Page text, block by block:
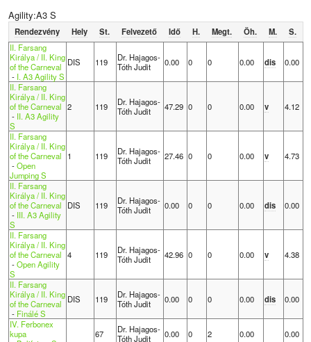
Agility:A3 S
Rendezvény Hely St. Felvezető Idő H. Megt. Öh. M.
S.
II. Farsang
Királya / II. King
of the Carneval
- I. A3 Agility S
DIS 119
Dr. Hajagos-
Tóth Judit
0.00 0 0 0.00 dis 0.00
II. Farsang
Királya / II. King
of the Carneval
- II. A3 Agility
S
2 119
Dr. Hajagos-
Tóth Judit
47.29 0 0 0.00 v 4.12
II. Farsang
Királya / II. King
of the Carneval
-Open
Jumping S
1 119
Dr. Hajagos-
Tóth Judit
27.46 0 0 0.00 v 4.73
II. Farsang
Királya / II. King
of the Carneval
- III. A3 Agility
S
DIS 119
Dr. Hajagos-
Tóth Judit
0.00 0 0 0.00 dis 0.00
II. Farsang
Királya / II. King
of the Carneval
-Open Agility
S
4 119
Dr. Hajagos-
Tóth Judit
42.96 0 0 0.00 v 4.38
II. Farsang
Királya / II. King
of the Carneval
- Finálé S
DIS 119
Dr. Hajagos-
Tóth Judit
0.00 0 0 0.00 dis 0.00
IV. Ferbonex
kupa
67
Dr. Hajagos-
Tóth Judit
0.00 0 2 0.00
0.00